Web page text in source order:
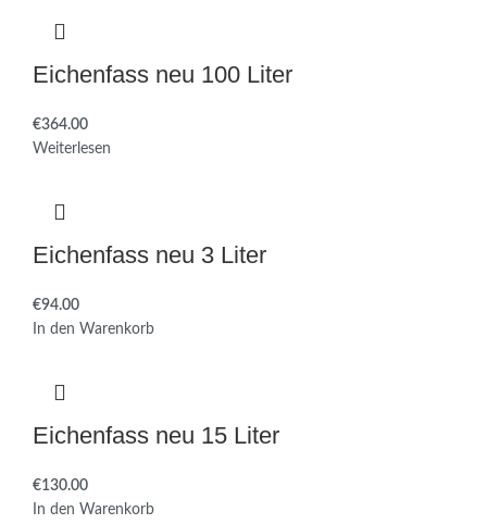
Eichenfass neu 100 Liter
€
Weiterlesen
Eichenfass neu 3 Liter
€
In den Warenkorb
Eichenfass neu 15 Liter
€
In den Warenkorb